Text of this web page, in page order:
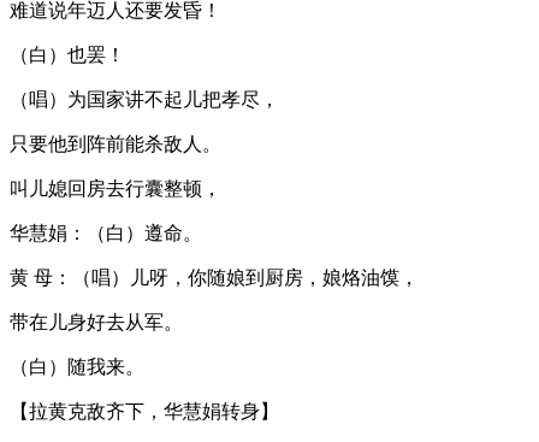
难道说年迈人还要发昏！
（白）也罢！
（唱）为国家讲不起儿把孝尽，
只要他到阵前能杀敌人。
叫儿媳回房去行囊整顿，
华慧娟：（白）遵命。
黄 母：（唱）儿呀，你随娘到厨房，娘烙油馍，
带在儿身好去从军。
（白）随我来。
【拉黄克敌齐下，华慧娟转身】